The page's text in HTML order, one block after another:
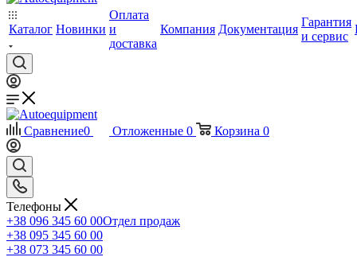
Каталог Новинки
Оплата
и
доставка
Компания Документация
Гарантия
и сервис
Сравнение0 Отложенные 0 Корзина 0
Телефоны
+38 096 345 60 00Отдел продаж
+38 095 345 60 00
+38 073 345 60 00